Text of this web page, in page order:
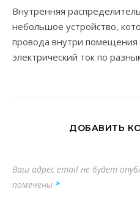
Внутренняя
небольшое устройство,
провода внутри помещения
электрический ток по
ДОБАВИТЬ
Ваш адрес email не будет
помечены *